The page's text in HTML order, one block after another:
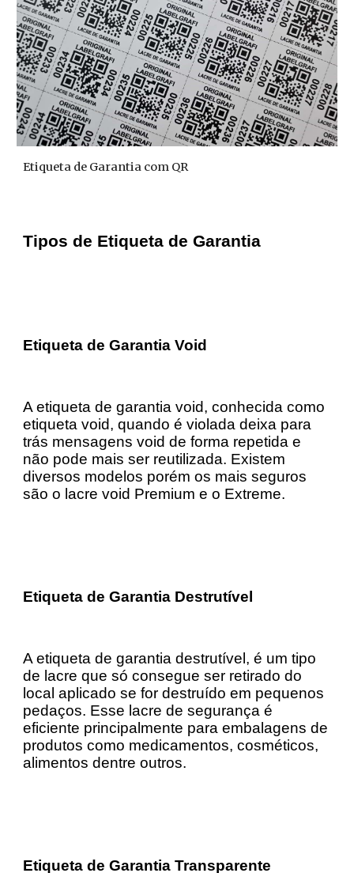
Etiqueta de Garantia com QR
Tipos de Etiqueta de Garantia
Etiqueta de Garantia Void
A etiqueta de garantia void, conhecida como
etiqueta void, quando é violada deixa para
trás mensagens void de forma repetida e
não pode mais ser reutilizada. Existem
diversos modelos porém os mais seguros
são o lacre void Premium e o Extreme.
Etiqueta de Garantia Destrutível
A etiqueta de garantia destrutível, é um tipo
de lacre que só consegue ser retirado do
local aplicado se for destruído em pequenos
pedaços. Esse lacre de segurança é
eficiente principalmente para embalagens de
produtos como medicamentos, cosméticos,
alimentos dentre outros.
Etiqueta de Garantia Transparente